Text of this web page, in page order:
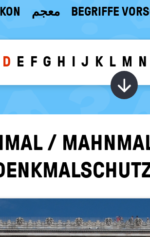
معجم BEGRIFFE
D E F G H I J K L M N
/